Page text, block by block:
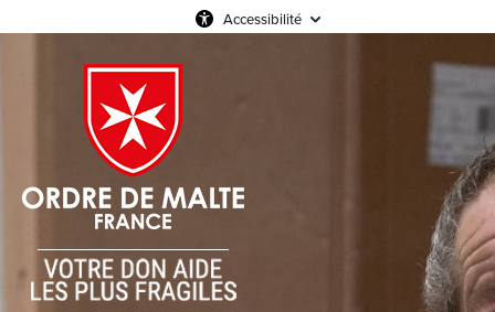
Accessibilité